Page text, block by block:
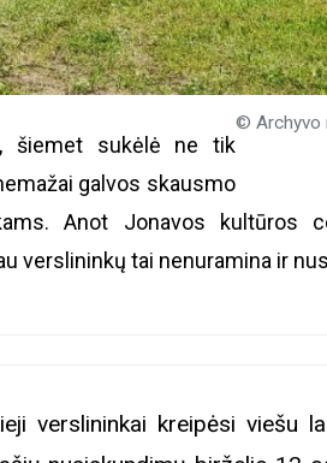
© Archyvo
šiemet sukėlė ne tik
galvos skausmo
Anot Jonavos kultūros
verslininkų tai nenuramina ir
verslininkai kreipėsi viešu